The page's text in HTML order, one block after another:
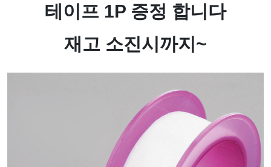
테이프 1P 증정 합니다
재고 소진시까지~